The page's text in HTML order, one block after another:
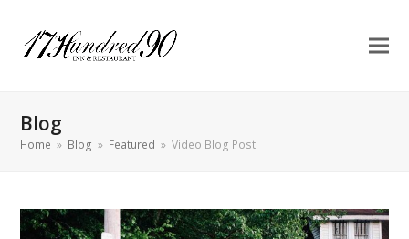
Blog
Home » Blog » Featured » Video Blog Post